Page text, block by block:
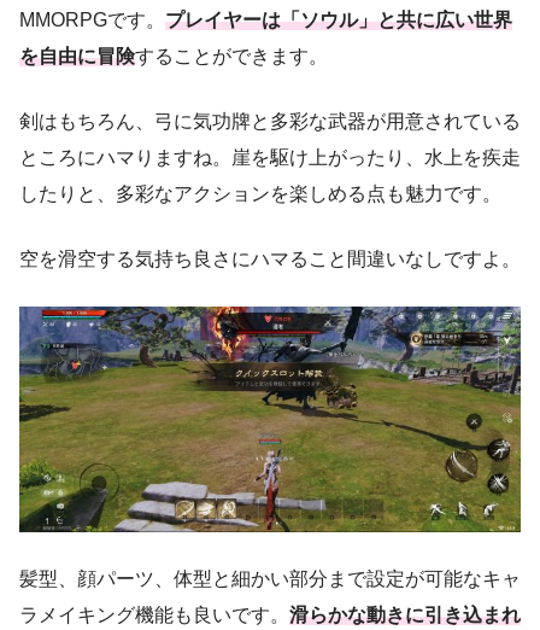
MMORPGです。 プレイヤーは「ソウル」と共に広い世界
を自由に冒険することができます。
剣はもちろん、弓に気功牌と多彩な武器が用意されている
ところにハマりますね。崖を駆け上がったり、水上を疾走
したりと、多彩なアクションを楽しめる点も魅力です。
空を滑空する気持ち良さにハマること間違いなしですよ。
髪型、顔パーツ、体型と細かい部分まで設定が可能なキャ
ラメイキング機能も良いです。 滑らかな動きに引き込まれ